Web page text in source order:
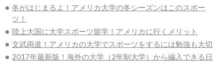
冬がはじまるよ！アメリカ大学の冬シーズンはこのスポー
ツ！
陸上大国に大学スポーツ留学！アメリカに行くメリット
文武両道！アメリカの大学でスポーツをするには勉強も大切
2017年最新版！海外の大学（2年制大学）から編入できる日